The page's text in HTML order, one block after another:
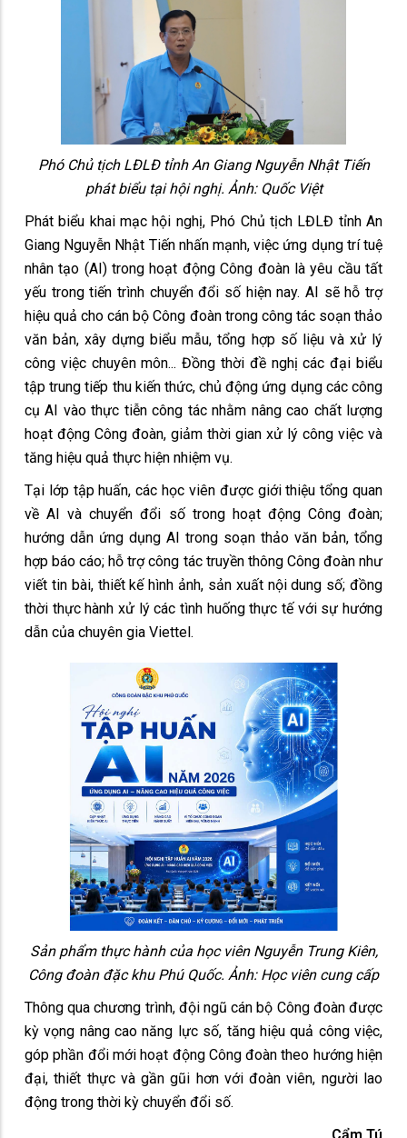
Phó Chủ tịch LĐLĐ tỉnh An Giang Nguyễn Nhật Tiến
phát biểu tại hội nghị. Ảnh: Quốc Việt
Phát biểu khai mạc hội nghị, Phó Chủ tịch LĐLĐ tỉnh An
Giang Nguyễn Nhật Tiến nhấn mạnh, việc ứng dụng trí tuệ
nhân tạo (AI) trong hoạt động Công đoàn là yêu cầu tất
yếu trong tiến trình chuyển đổi số hiện nay. AI sẽ hỗ trợ
hiệu quả cho cán bộ Công đoàn trong công tác soạn thảo
văn bản, xây dựng biểu mẫu, tổng hợp số liệu và xử lý
công việc chuyên môn... Đồng thời đề nghị các đại biểu
tập trung tiếp thu kiến thức, chủ động ứng dụng các công
cụ AI vào thực tiễn công tác nhằm nâng cao chất lượng
hoạt động Công đoàn, giảm thời gian xử lý công việc và
tăng hiệu quả thực hiện nhiệm vụ.
Tại lớp tập huấn, các học viên được giới thiệu tổng quan
về AI và chuyển đổi số trong hoạt động Công đoàn;
hướng dẫn ứng dụng AI trong soạn thảo văn bản, tổng
hợp báo cáo; hỗ trợ công tác truyền thông Công đoàn như
viết tin bài, thiết kế hình ảnh, sản xuất nội dung số; đồng
thời thực hành xử lý các tình huống thực tế với sự hướng
dẫn của chuyên gia Viettel.
Sản phẩm thực hành của học viên Nguyễn Trung Kiên,
Công đoàn đặc khu Phú Quốc. Ảnh: Học viên cung cấp
Thông qua chương trình, đội ngũ cán bộ Công đoàn được
kỳ vọng nâng cao năng lực số, tăng hiệu quả công việc,
góp phần đổi mới hoạt động Công đoàn theo hướng hiện
đại, thiết thực và gần gũi hơn với đoàn viên, người lao
động trong thời kỳ chuyển đổi số.